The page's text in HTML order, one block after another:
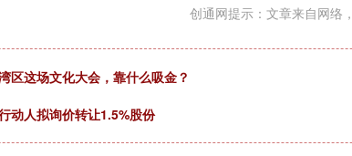
创通网提示：文章来自网络
区这场文化大会，靠什么吸金？
动人拟询价转让1.5%股份